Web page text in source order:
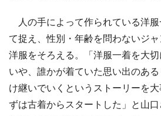
人の手によって作られている洋
て捉え、性別・年齢を問わないジ
洋服をそろえる。「洋服一着を大
いや、誰かが着ていた思い出のあ
け継いでいくというストーリーを
ずは古着からスタートした」と山